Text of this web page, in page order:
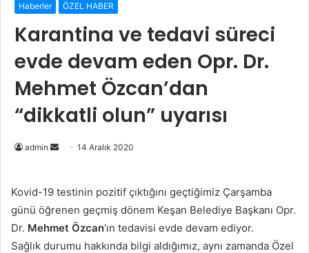
Haberler ÖZEL HABER
Karantina ve tedavi süreci
evde devam eden Opr. Dr.
Mehmet Özcan’dan
“dikkatli olun” uyarısı
admin
Bir
göndermek
14 Aralık 2020
Kovid-19 testinin pozitif çıktığını geçtiğimiz Çarşamba
günü öğrenen geçmiş dönem Keşan Belediye Başkanı Opr.
Dr. Mehmet Özcan‘ın tedavisi evde devam ediyor.
Sağlık durumu hakkında bilgi aldığımız, aynı zamanda Özel